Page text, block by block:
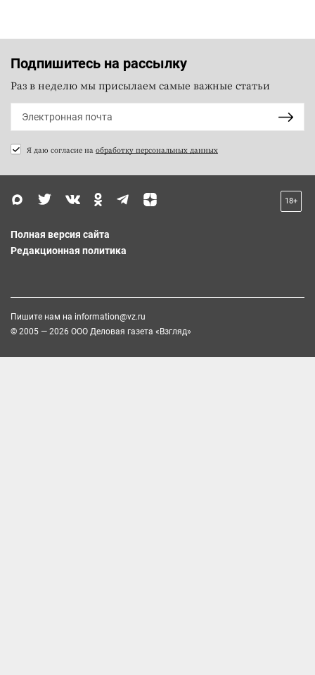
Подпишитесь на рассылку
Раз в неделю мы присылаем самые важные статьи
Я даю согласие на обработку персональных данных
18+
Полная версия сайта
Редакционная политика
Пишите нам на information@vz.ru
© 2005 — 2026 ООО Деловая газета «Взгляд»